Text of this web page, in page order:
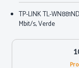
TP-LINK TL-
Mbit/s, Verde